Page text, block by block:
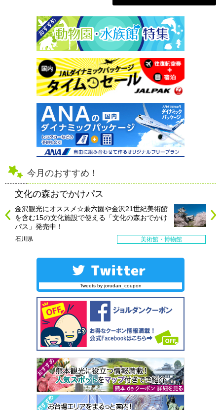
今月のおすすめ！
文化の森おでかけパス
金沢観光にオススメ☆兼六園や金沢21世紀美術館
を含む15の文化施設で使える「文化の森おでかけ
パス」発売中！
石川県 美術館・博物館
Tweets by jorudan_coupon